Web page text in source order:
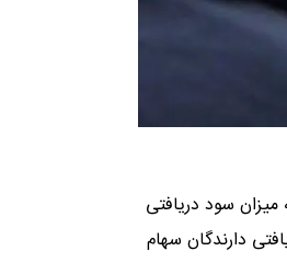
است اما با توجه به میزان سود دریافتی
سود سهام عدالت سال ۱۴۰۲ بیش از مبلغ دریافتی دارندگان سهام